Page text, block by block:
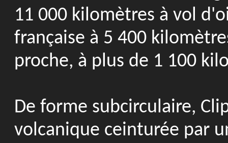
11 000 kilomètres à vol
française à 5 400
proche, à plus de 1 100
De forme subcirculaire,
volcanique ceinturée par